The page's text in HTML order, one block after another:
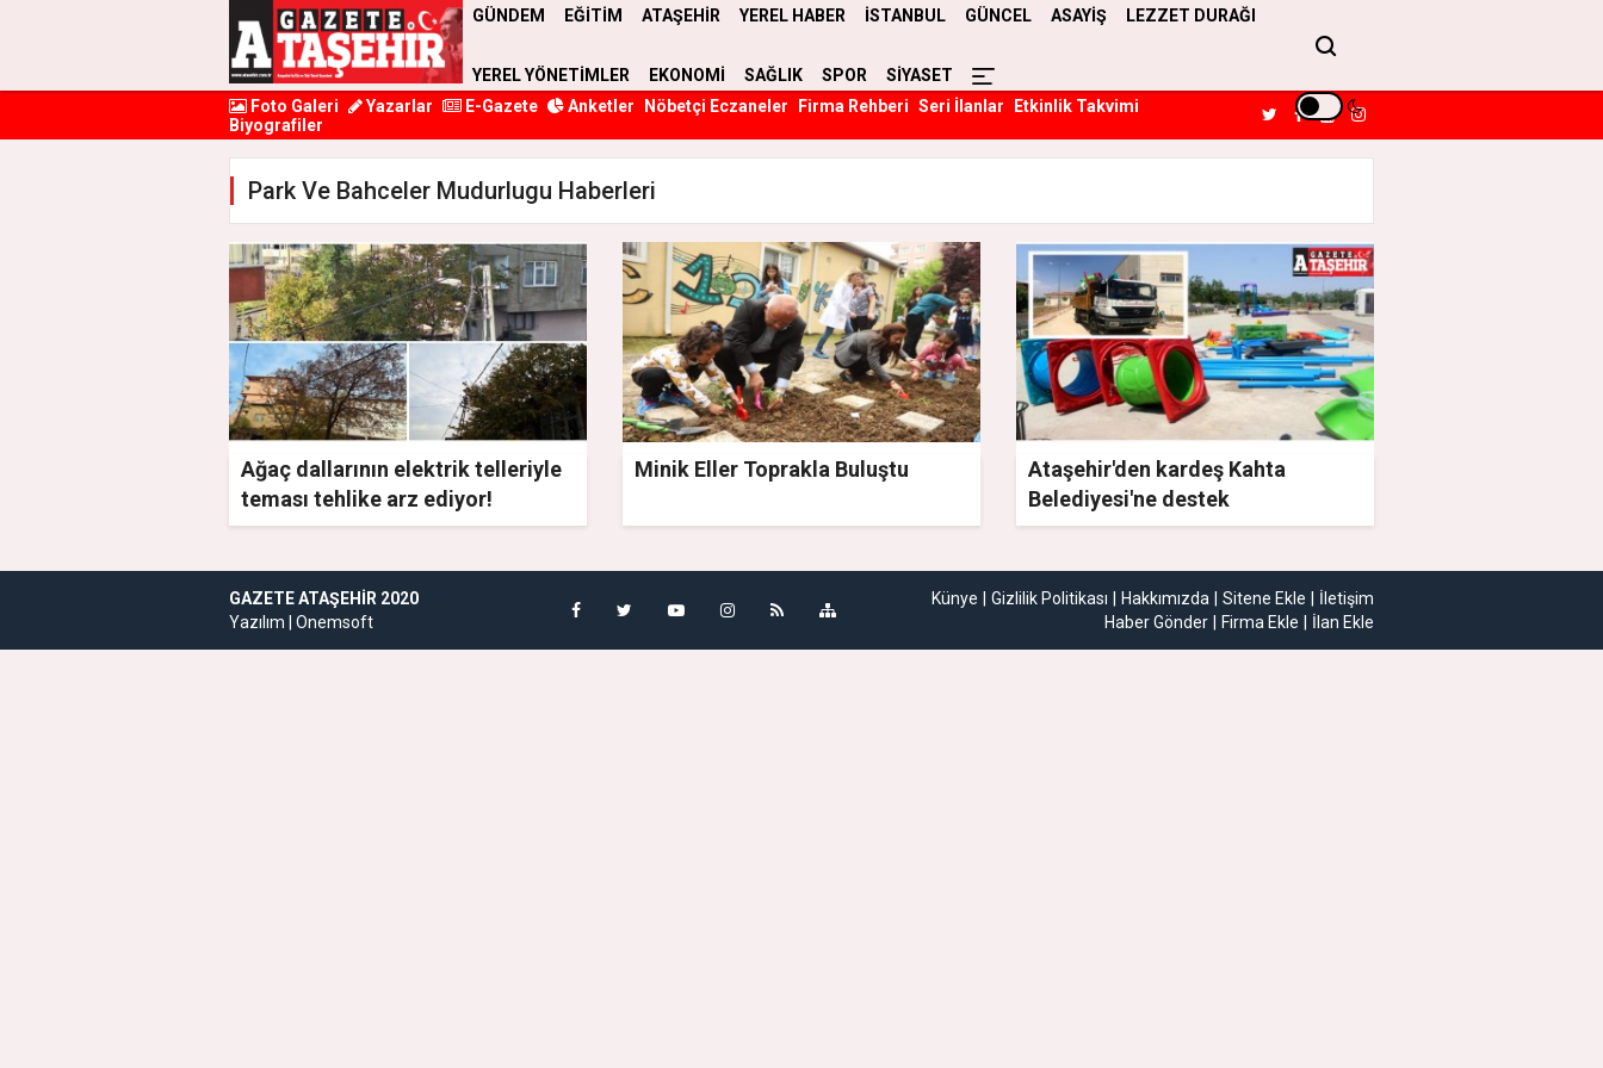
GÜNDEM EĞİTİM ATAŞEHİR YEREL HABER İSTANBUL GÜNCEL ASAYİŞ LEZZET DURAĞI
YEREL YÖNETİMLER EKONOMİ SAĞLIK SPOR
SİYASET
Foto Galeri
Yazarlar E-Gazete Anketler Nöbetçi Eczaneler Firma Rehberi Seri İlanlar
Etkinlik Takvimi
Biyografiler
Park Ve Bahceler Mudurlugu Haberleri
Ağaç dallarının elektrik telleriyle
teması tehlike arz ediyor!
Minik Eller Toprakla Buluştu
Ataşehir'den kardeş Kahta
Belediyesi'ne destek
GAZETE ATAŞEHIR 2020
Yazılım | Onemsoft
Künye Gizlilik Politikası Hakkımızda Sitene Ekle
İletişim
Haber Gönder
Firma Ekle İlan Ekle